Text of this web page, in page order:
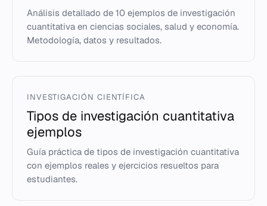
Análisis detallado de 10 ejemplos de investigación
cuantitativa en ciencias sociales, salud y economía.
Metodología, datos y resultados.
INVESTIGACIÓN CIENTÍFICA
Tipos de investigación cuantitativa
ejemplos
Guía práctica de tipos de investigación cuantitativa
con ejemplos reales y ejercicios resueltos para
estudiantes.